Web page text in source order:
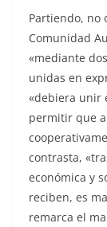
Partiendo, no
Comunidad
«mediante
unidas en
«debiera unir
permitir que
contrasta,
económica y
reciben, es
remarca el